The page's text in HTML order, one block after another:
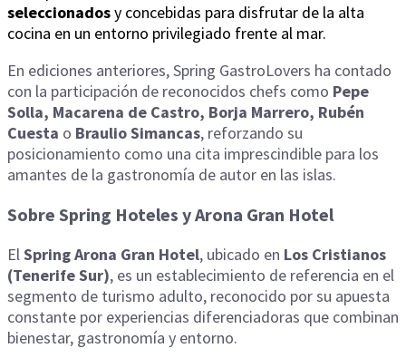
seleccionadosy concebidas para disfrutar de la alta
cocina en un entorno privilegiado frente al mar.
En ediciones anteriores, Spring GastroLovers ha contado
con la participación de reconocidos chefs como Pepe
Solla, Macarena de Castro, Borja Marrero, Rubén
Cuesta o Braulio Simancas, reforzando su
posicionamiento como una cita imprescindible para los
amantes de la gastronomía de autor en las islas.
Sobre Spring Hoteles y Arona Gran Hotel
ElSpring Arona Gran Hotel, ubicado en Los Cristianos
(Tenerife Sur), es un establecimiento de referencia en el
segmento de turismo adulto, reconocido por su apuesta
constante por experiencias diferenciadoras que combinan
bienestar, gastronomía y entorno.